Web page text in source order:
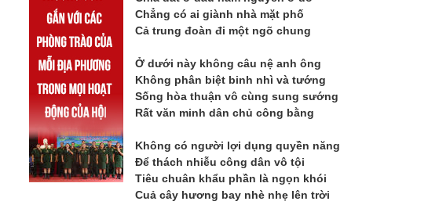
Chẳng có ai giành nhà mặt phố
Cả trung đoàn đi một ngõ chung
Ở dưới này không câu nệ anh ông
Không phân biệt binh nhì và tướng
Sống hòa thuận vô cùng sung sướng
Rất văn minh dân chủ công bằng
Không có người lợi dụng quyền năng
Để thách nhiễu công dân vô tội
Tiêu chuân khẩu phần là ngọn khói
Cuả cây hương bay nhè nhẹ lên trời